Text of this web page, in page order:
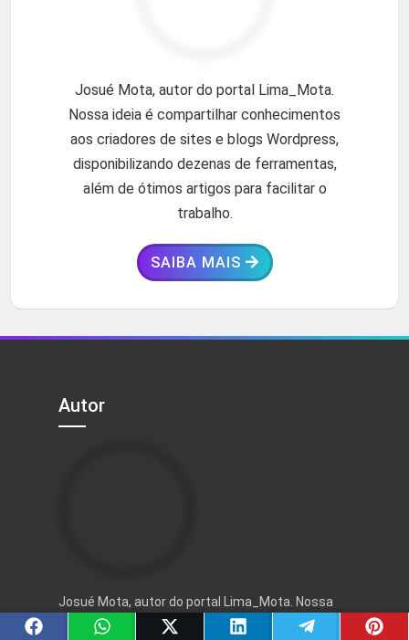
Josué Mota, autor do portal Lima_Mota.
Nossa ideia é compartilhar conhecimentos
aos criadores de sites e blogs Wordpress,
disponibilizando dezenas de ferramentas,
além de ótimos artigos para facilitar o
trabalho.
SAIBA MAIS
Autor
Josué Mota, autor do portal Lima_Mota. Nossa
ideia é compartilhar conhecimentos aos